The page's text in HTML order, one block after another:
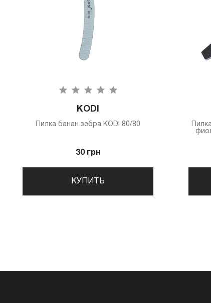
KODI
Пилка банан зебра KODI 80/80
30 грн
КУПИТЬ